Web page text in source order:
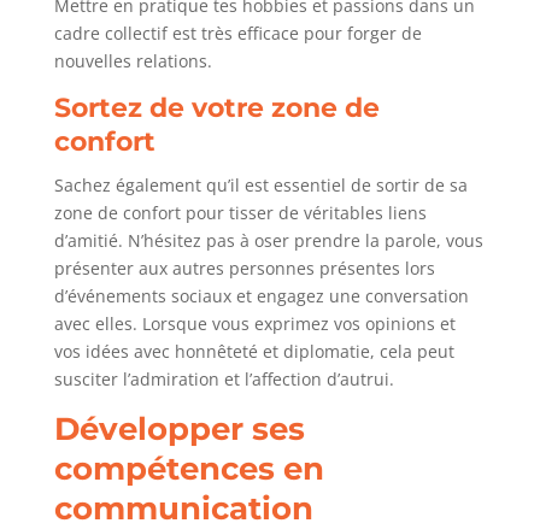
Mettre en pratique tes hobbies et passions dans un
cadre collectif est très efficace pour forger de
nouvelles relations.
Sortez de votre zone de
confort
Sachez également qu’il est essentiel de sortir de sa
zone de confort pour tisser de véritables liens
d’amitié. N’hésitez pas à oser prendre la parole, vous
présenter aux autres personnes présentes lors
d’événements sociaux et engagez une conversation
avec elles. Lorsque vous exprimez vos opinions et
vos idées avec honnêteté et diplomatie, cela peut
susciter l’admiration et l’affection d’autrui.
Développer ses
compétences en
communication